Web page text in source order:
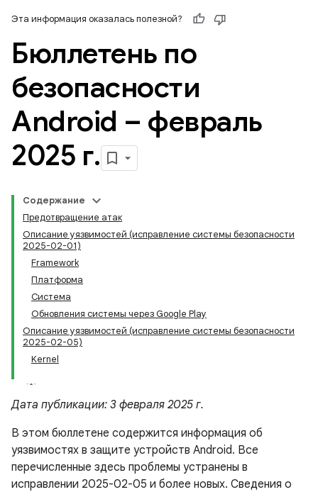
Эта информация оказалась полезной?
Бюллетень по
безопасности
Android – февраль
2025 г.
Содержание
Предотвращение атак
Описание уязвимостей (исправление системы безопасности
2025-02-01)
Framework
Платформа
Система
Обновления системы через Google Play
Описание уязвимостей (исправление системы безопасности
2025-02-05)
Kernel
Дата публикации: 3 февраля 2025 г.
В этом бюллетене содержится информация об
уязвимостях в защите устройств Android. Все
перечисленные здесь проблемы устранены в
исправлении 2025-02-05 и более новых. Сведения о